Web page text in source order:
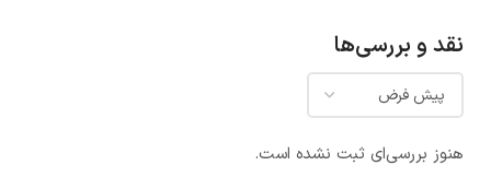
نقد و بررسی‌ها
هنوز بررسی‌ای ثبت نشده است.